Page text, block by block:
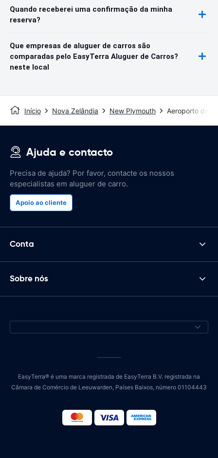
Quando receberei uma confirmação da minha
reserva?
Que empresas de aluguer de carros são
comparadas pelo EasyTerra Aluguer de Carros?
neste local
Início Nova Zelândia New Plymouth Aeroporto de
Ajuda e contacto
Precisa de ajuda? Por favor, contacte os nossos
especialistas em aluguer de carro.
Apoio ao cliente
Conta
Sobre nós
EasyTerra® é uma marca registrada de EasyTerra B.V. registrada na
Câmara de Comércio de Leeuwarden, Países Baixos, número 01104443